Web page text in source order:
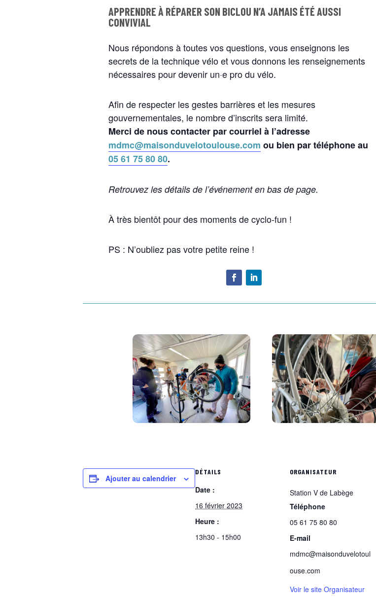
APPRENDRE À RÉPARER SON BICLOU N’A JAMAIS ÉTÉ AUSSI
CONVIVIAL
Nous répondons à toutes vos questions, vous enseignons les
secrets de la technique vélo et vous donnons les renseignements
nécessaires pour devenir un·e pro du vélo.
Afin de respecter les gestes barrières et les mesures
gouvernementales, le nombre d’inscrits sera limité.
Merci de nous contacter par courriel à l’adresse
mdmc@maisonduvelotoulouse.com ou bien par téléphone au
05 61 75 80 80.
Retrouvez les détails de l’événement en bas de page.
À très bientôt pour des moments de cyclo-fun !
PS : N’oubliez pas votre petite reine !
Ajouter au calendrier
DÉTAILS
Date :
16 février 2023
Heure :
13h30 - 15h00
ORGANISATEUR
Station V de Labège
Téléphone
05 61 75 80 80
E-mail
mdmc@maisonduvelotoul
ouse.com
Voir le site Organisateur